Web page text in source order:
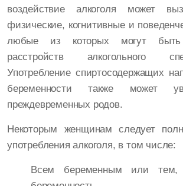
воздействие алкоголя может
физические, когнитивные и
любые из которых могут быть
расстройств алкогольного
Употребление спиртосодержащих
беременности также может
преждевременных родов.
Некоторым женщинам следует
употребления алкоголя, в том числе:
Всем беременным или тем,